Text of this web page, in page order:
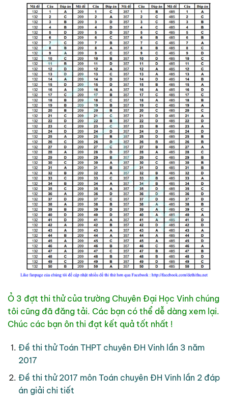
Ỏ 3 đợt thi thử của trường Chuyên Đại Học Vinh chúng
tôi cũng đã đăng tải. Các bạn có thể dễ dàng xem lại.
Chúc các bạn ôn thi đạt kết quả tốt nhất !
Đề thi thử Toán THPT chuyên ĐH Vinh lần 3 năm
2017
Đề thi thử 2017 môn Toán chuyên ĐH Vinh lần 2 đáp
án giải chi tiết